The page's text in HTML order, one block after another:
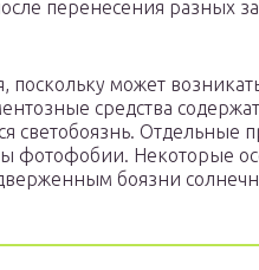
перенесения разных
поскольку может
средства
светобоязнь. Отдельные
Некоторые
боязни